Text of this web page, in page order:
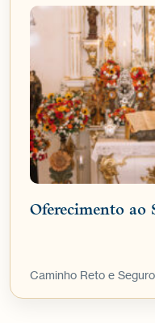
Oferecimento ao
Caminho Reto e